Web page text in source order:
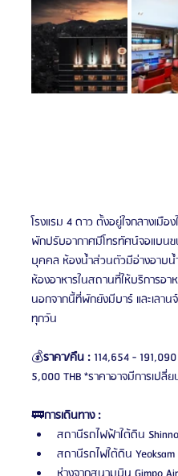
โรงแรม 4 ดาว ตั้งอยู่ใจกลางเมือ
พักปรับอากาศมีโทรทัศน์จอแบน
บุคคล ห้องน้ำส่วนตัวมีอ่างอาบน้
ห้องอาหารในสถานที่ให้บริการอ
นอกจากนี้ที่พักยังมีบาร์ และเลาน
ทุกวัน
💰ราคา/คืน : 114,654 -
5,000 THB *ราคาอาจมีการเปลี่
🚃การเดินทาง :
สถานีรถไฟฟ้าใต้ดิน
สถานีรถไฟใต้ดิน